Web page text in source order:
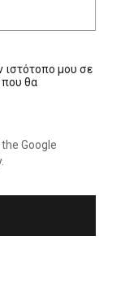
ιστότοπο μου σε
που θα
Google